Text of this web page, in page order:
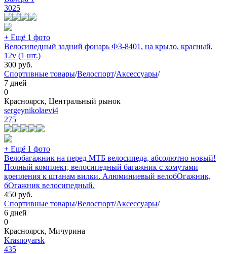
3025
+ Ещё 1 фото
Велосипедный задний фонарь ФЗ-8401, на крыло, красный,
12v (1 шт.)
300 руб.
Спортивные товары/Велоспорт/Аксессуары/
7 дней
0
Красноярск, Центральный рынок
sergeynikolaevi4
275
+ Ещё 1 фото
Велобагажник на перед МТБ велосипеда, абсолютно новый!
Полный комплект, велосипедный багажник с хомутами
крепления к штанам вилки. Алюминиевый велобОгажник,
бОгажник велосипедный.
450 руб.
Спортивные товары/Велоспорт/Аксессуары/
6 дней
0
Красноярск, Мичурина
Krasnoyarsk
435